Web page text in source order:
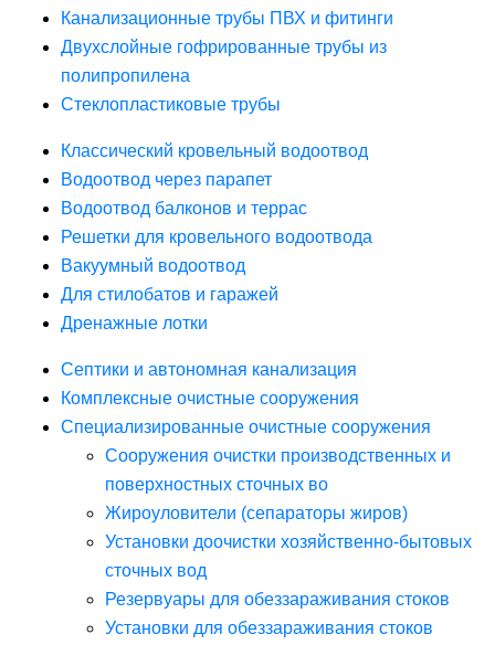
Канализационные трубы ПВХ и фитинги
Двухслойные гофрированные трубы из
полипропилена
Стеклопластиковые трубы
Классический кровельный водоотвод
Водоотвод через парапет
Водоотвод балконов и террас
Решетки для кровельного водоотвода
Вакуумный водоотвод
Для стилобатов и гаражей
Дренажные лотки
Септики и автономная канализация
Комплексные очистные сооружения
Специализированные очистные сооружения
Сооружения очистки производственных и
поверхностных сточных во
Жироуловители (сепараторы жиров)
Установки доочистки хозяйственно-бытовых
сточных вод
Резервуары для обеззараживания стоков
Установки для обеззараживания стоков